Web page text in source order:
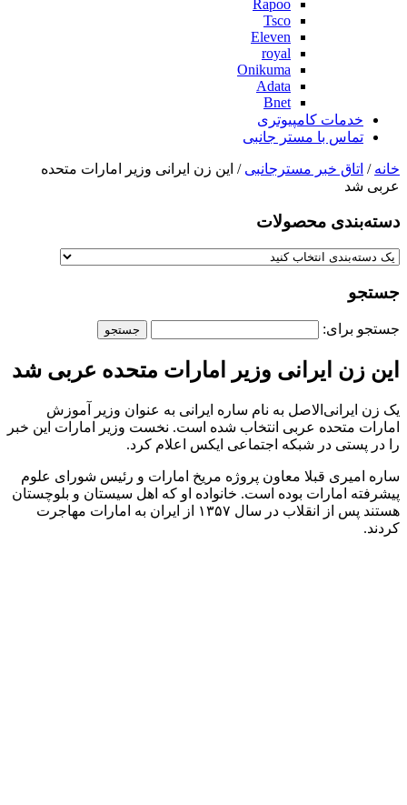
Rapoo
Tsco
Eleven
royal
Onikuma
Adata
Bnet
خدمات کامپیوتری
تماس با مستر جانبی
خانه / اتاق خبر مسترجانبی / این زن ایرانی وزیر امارات متحده
عربی شد
دسته‌بندی‌ محصولات
جستجو
جستجو برای:
این زن ایرانی وزیر امارات متحده عربی شد
یک زن ایرانی‌الاصل به نام ساره ایرانی به عنوان وزیر آموزش
امارات متحده عربی انتخاب شده است. نخست وزیر امارات این خبر
را در پستی در شبکه اجتماعی ایکس اعلام کرد.
ساره امیری قبلا معاون پروژه مریخ امارات و رئیس شورای علوم
پیشرفته امارات بوده است. خانواده او که اهل سیستان‌ و بلوچستان
هستند پس از انقلاب در سال ۱۳۵۷ از ایران به امارات مهاجرت
کردند.